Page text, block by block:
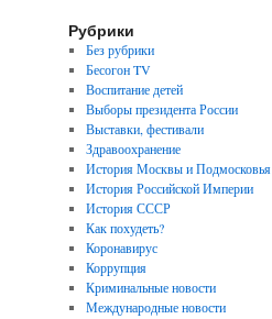
Рубрики
Без рубрики
Бесогон TV
Воспитание детей
Выборы президента России
Выставки, фестивали
Здравоохранение
История Москвы и Подмосковья
История Российской Империи
История СССР
Как похудеть?
Коронавирус
Коррупция
Криминальные новости
Международные новости